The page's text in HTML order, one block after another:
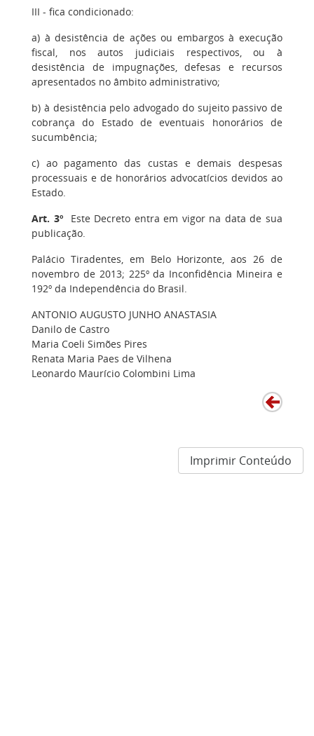
III - fica condicionado:
a) à desistência de ações ou embargos à execução
fiscal, nos autos judiciais respectivos, ou à
desistência de impugnações, defesas e recursos
apresentados no âmbito administrativo;
b) à desistência pelo advogado do sujeito passivo de
cobrança do Estado de eventuais honorários de
sucumbência;
c) ao pagamento das custas e demais despesas
processuais e de honorários advocatícios devidos ao
Estado.
Art. 3ºEste Decreto entra em vigor na data de sua
publicação.
Palácio Tiradentes, em Belo Horizonte, aos 26 de
novembro de 2013; 225º da Inconfidência Mineira e
192º da Independência do Brasil.
ANTONIO AUGUSTO JUNHO ANASTASIA
Danilo de Castro
Maria Coeli Simões Pires
Renata Maria Paes de Vilhena
Leonardo Maurício Colombini Lima
Imprimir Conteúdo